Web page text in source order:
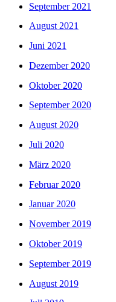
September 2021
August 2021
Juni 2021
Dezember 2020
Oktober 2020
September 2020
August 2020
Juli 2020
März 2020
Februar 2020
Januar 2020
November 2019
Oktober 2019
September 2019
August 2019